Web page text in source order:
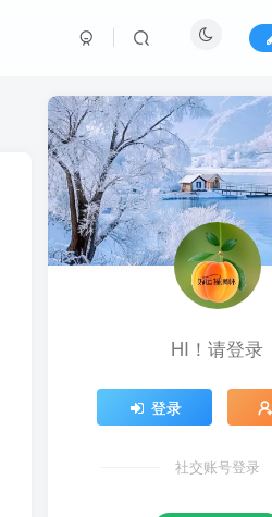
HI！请登录
登录
社交账号登录